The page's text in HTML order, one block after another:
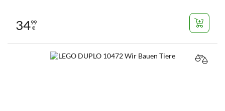
3499
€